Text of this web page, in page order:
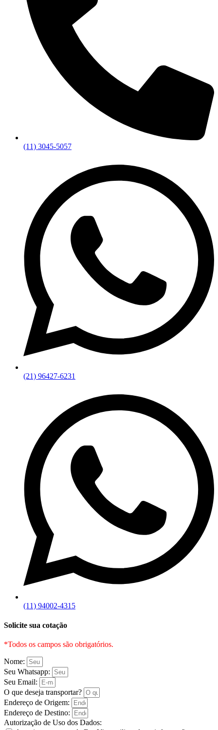
(11) 3045-5057
(21) 96427-6231
(11) 94002-4315
Solicite sua cotação
*Todos os campos são obrigatórios.
Nome:
Seu Whatsapp:
Seu Email:
O que deseja transportar?
Endereço de Origem:
Endereço de Destino:
Autorização de Uso dos Dados: